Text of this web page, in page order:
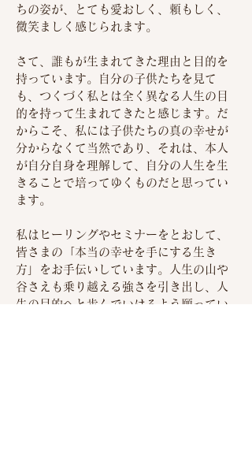
ちの姿が、とても愛おしく、頼もしく、
微笑ましく感じられます。
さて、誰もが生まれてきた理由と目的を
持っています。自分の子供たちを見て
も、つくづく私とは全く異なる人生の目
的を持って生まれてきたと感じます。だ
からこそ、私には子供たちの真の幸せが
分からなくて当然であり、それは、本人
が自分自身を理解して、自分の人生を生
きることで培ってゆくものだと思ってい
ます。
私はヒーリングやセミナーをとおして、
皆さまの「本当の幸せを手にする生き
方」をお手伝いしています。人生の山や
谷さえも乗り越える強さを引き出し、人
生の目的へと歩んでいけるよう願ってい